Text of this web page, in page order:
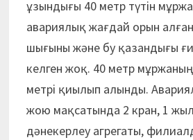
ұзындығы 40 метр түтін
авариялық жағдай орын
шығыны және бу қазандығы
келген жоқ. 40 метр
метрі қиылып алынды.
жою мақсатында 2 кран, 1
дәнекерлеу агрегаты,